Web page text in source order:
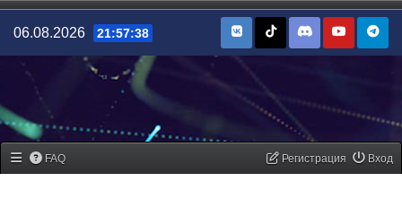
06.08.2026 21:57:38
FAQ Вход
Регистрация